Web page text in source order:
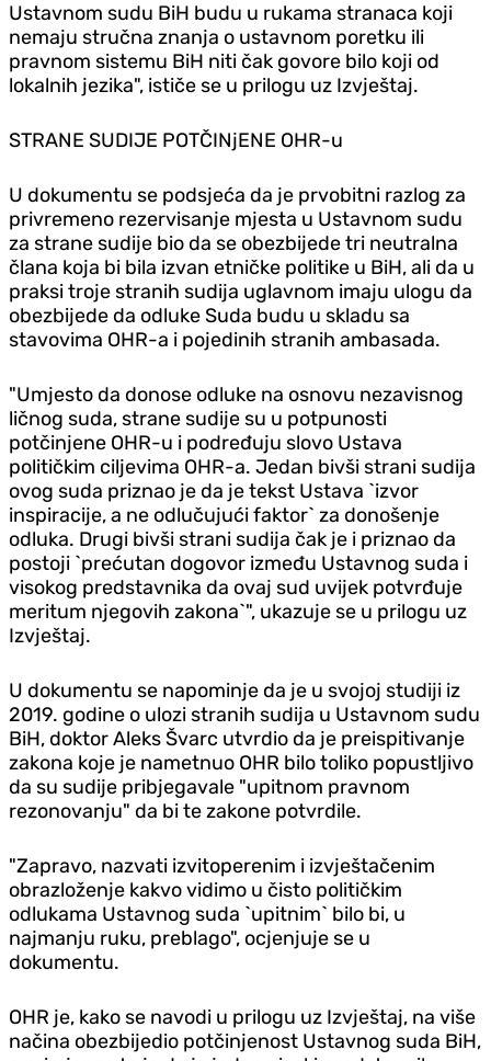
Ustavnom sudu BiH budu u rukama stranaca koji
nemaju stručna znanja o ustavnom poretku ili
pravnom sistemu BiH niti čak govore bilo koji od
lokalnih jezika", ističe se u prilogu uz Izvještaj.
STRANE SUDIJE POTČINjENE OHR-u
U dokumentu se podsjeća da je prvobitni razlog za
privremeno rezervisanje mjesta u Ustavnom sudu
za strane sudije bio da se obezbijede tri neutralna
člana koja bi bila izvan etničke politike u BiH, ali da u
praksi troje stranih sudija uglavnom imaju ulogu da
obezbijede da odluke Suda budu u skladu sa
stavovima OHR-a i pojedinih stranih ambasada.
"Umjesto da donose odluke na osnovu nezavisnog
ličnog suda, strane sudije su u potpunosti
potčinjene OHR-u i podređuju slovo Ustava
političkim ciljevima OHR-a. Jedan bivši strani sudija
ovog suda priznao je da je tekst Ustava `izvor
inspiracije, a ne odlučujući faktor` za donošenje
odluka. Drugi bivši strani sudija čak je i priznao da
postoji `prećutan dogovor između Ustavnog suda i
visokog predstavnika da ovaj sud uvijek potvrđuje
meritum njegovih zakona`", ukazuje se u prilogu uz
Izvještaj.
U dokumentu se napominje da je u svojoj studiji iz
2019. godine o ulozi stranih sudija u Ustavnom sudu
BiH, doktor Aleks Švarc utvrdio da je preispitivanje
zakona koje je nametnuo OHR bilo toliko popustljivo
da su sudije pribjegavale "upitnom pravnom
rezonovanju" da bi te zakone potvrdile.
"Zapravo, nazvati izvitoperenim i izvještačenim
obrazloženje kakvo vidimo u čisto političkim
odlukama Ustavnog suda `upitnim` bilo bi, u
najmanju ruku, preblago", ocjenjuje se u
dokumentu.
OHR je, kako se navodi u prilogu uz Izvještaj, na više
načina obezbijedio potčinjenost Ustavnog suda BiH,